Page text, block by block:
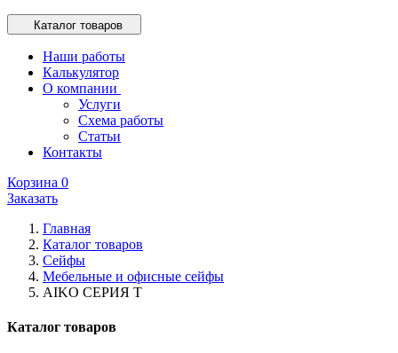
Каталог товаров
Наши работы
Калькулятор
О компании
Услуги
Схема работы
Статьи
Контакты
Корзина 0
Заказать
Главная
Каталог товаров
Сейфы
Мебельные и офисные сейфы
AIKO СЕРИЯ Т
Каталог товаров